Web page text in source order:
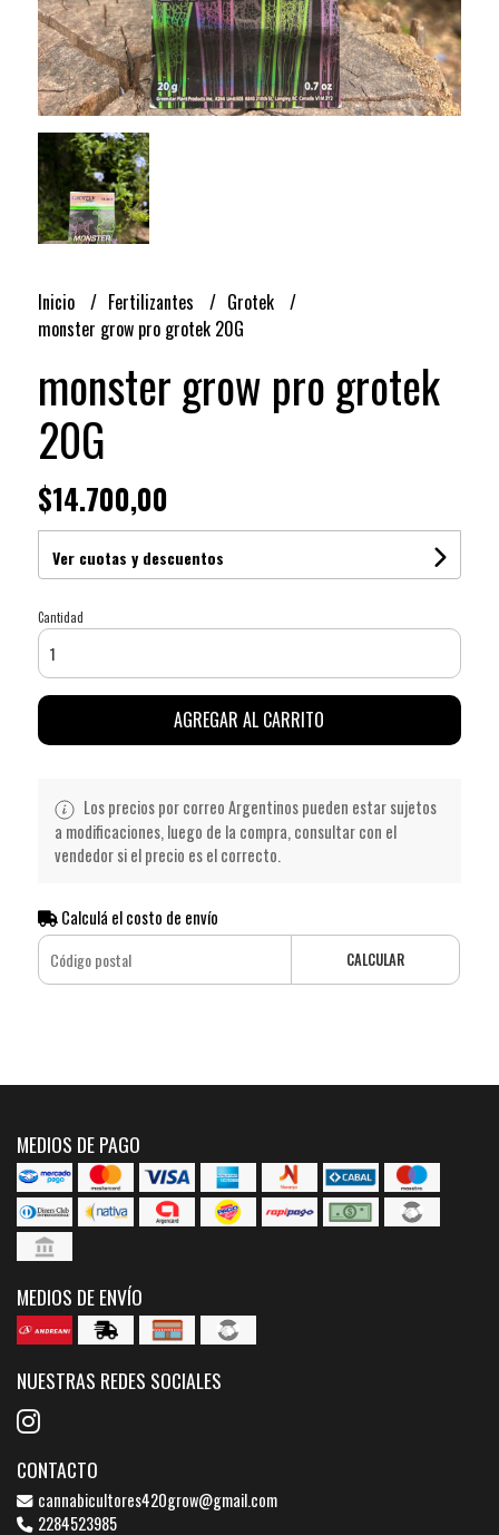
Inicio Fertilizantes
Grotek
monster grow pro grotek 20G
monster grow pro grotek
20G
$14.700,00
Ver cuotas y descuentos
Cantidad
AGREGAR AL CARRITO
Los precios por correo Argentinos pueden estar sujetos
a modificaciones, luego de la compra, consultar con el
vendedor si el precio es el correcto.
Calculá el costo de envío
CALCULAR
MEDIOS DE PAGO
MEDIOS DE ENVÍO
NUESTRAS REDES SOCIALES
CONTACTO
cannabicultores420grow@gmail.com
2284523985